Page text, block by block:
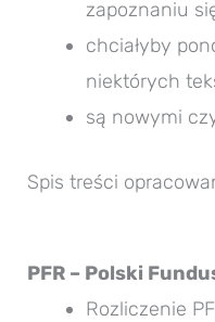
zapoznaniu
chciałyby
niektórych
są nowymi
Spis treści
PFR – Polski
Rozliczenie